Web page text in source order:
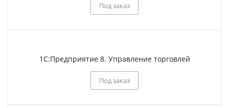
Под заказ
1С:Предприятие 8. Управление торговлей
Под заказ